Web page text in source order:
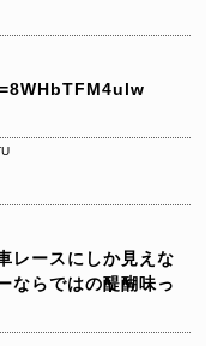
レースにしか見えな
ならではの醍醐味っ